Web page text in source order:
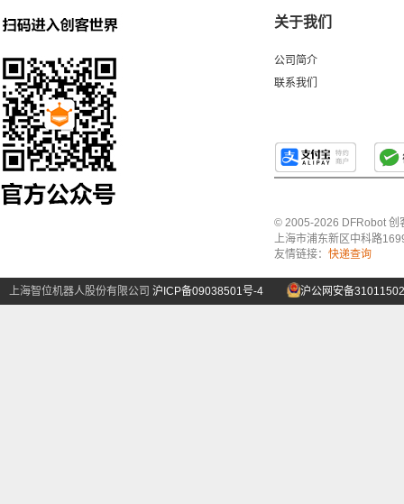
关于我们
公司简介
联系我们
© 2005-2026 DFRobot 创
上海市浦东新区中科路
友情链接： 快递查询
上海智位机器人股份有限公司 沪ICP备09038501号-4 沪公网安备